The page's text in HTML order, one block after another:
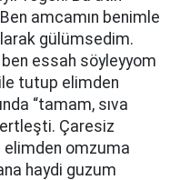
amcamın benimle
gülümsedim.
essah söyleyyom
ile tutup elimden
“tamam, sıva
Çaresiz
elimden omzuma
haydi guzum